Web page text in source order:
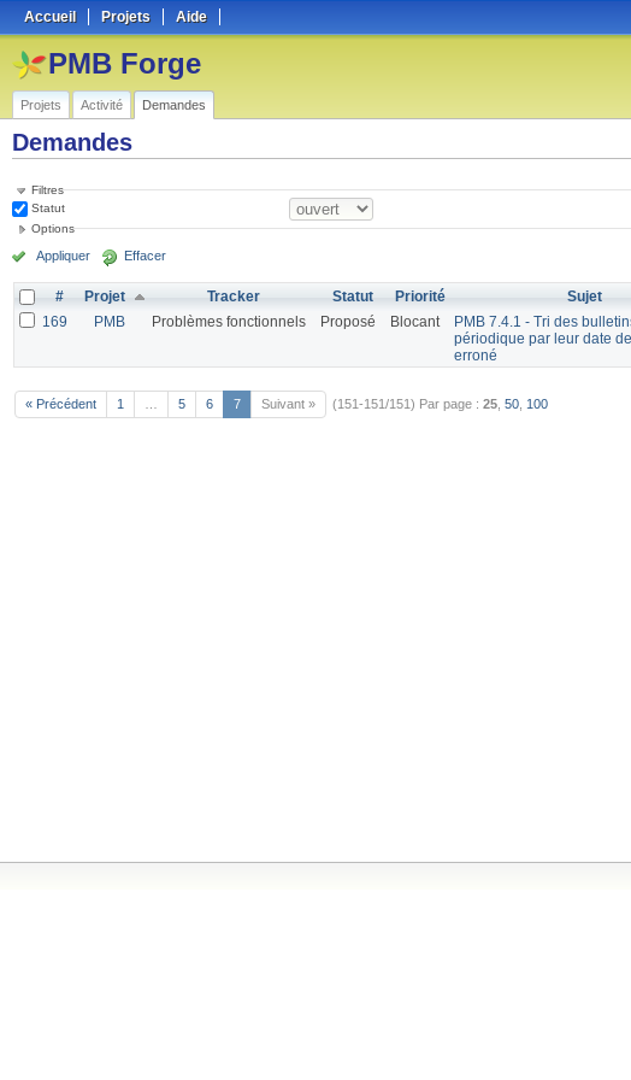
Accueil Projets Aide
PMB Forge
Projets Activité Demandes
Demandes
Filtres
Statut
Options
Appliquer Effacer
# Projet Tracker Statut Priorité Sujet
169
PMB Problèmes fonctionnels Proposé Blocant
PMB 7.4.1 - Tri des
périodique par leur date
erroné
« Précédent 1 5 6 7 Suivant » (151-151/151) Par page : 25 50 100